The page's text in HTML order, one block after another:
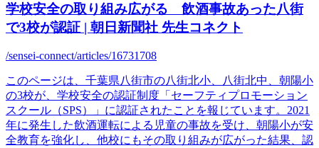
学校安全の取り組み広がる 飲酒事故あった八街
で3校が認証 | 朝日新聞社 先生コネクト
/sensei-connect/articles/16731708
このページは、千葉県八街市の八街北小、八街北中、朝陽小
の3校が、学校安全の認証制度「セーフティプロモーション
スクール（SPS）」に認証されたことを報じています。2021
年に発生した飲酒運転による児童の事故を受け、朝陽小が安
全教育を強化し、他校にもその取り組みが広がった結果、認